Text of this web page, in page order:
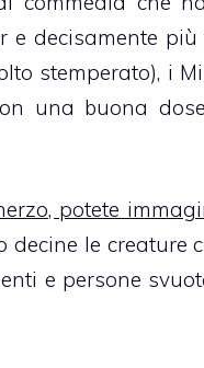
decisamente
stemperato), i
una buona
potete
decine le
e persone